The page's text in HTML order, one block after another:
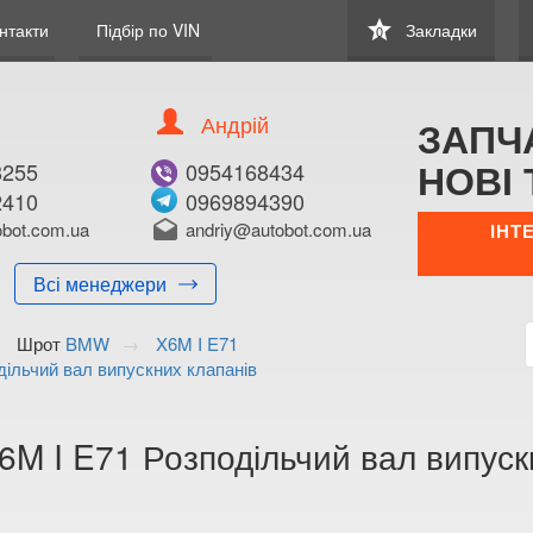
Підбір по VIN star
0 Закладки
Всі менеджери
Андрій
0954168434
0969894390
drafts andriy@autobot.com.ua
НОВІ
Шрот BMW
X6M I E71
вал випускних клапанів
I E71 Розподільчий вал
В ЗАКЛАДКИ КУПИТИ
+38 (096) 989-